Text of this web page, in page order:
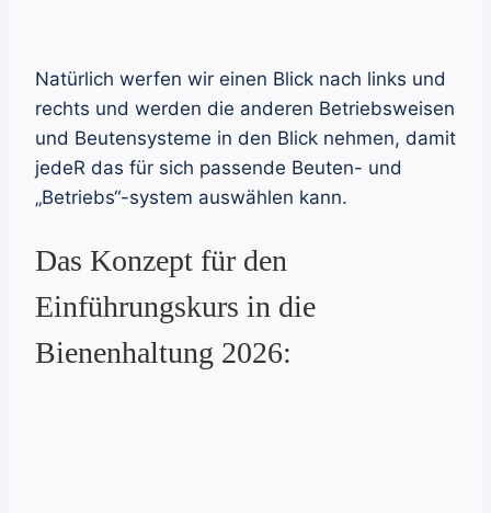
Natürlich werfen wir einen Blick nach links und
rechts und werden die anderen Betriebsweisen
und Beutensysteme in den Blick nehmen, damit
jedeR das für sich passende Beuten- und
„Betriebs“-system auswählen kann.
Das Konzept für den
Einführungskurs in die
Bienenhaltung 2026: